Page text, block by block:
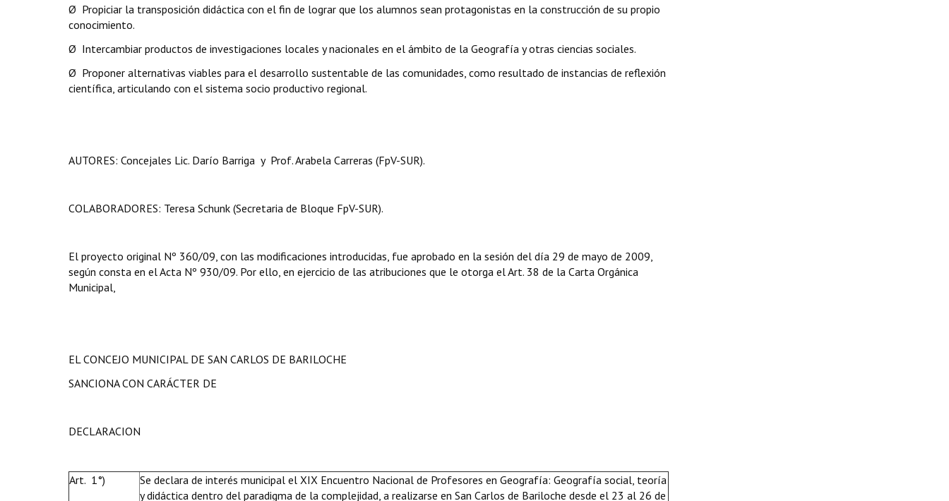
Ø Propiciar la transposición didáctica con el fin de lograr que los alumnos sean protagonistas en la construcción de su propio
conocimiento.
Ø Intercambiar productos de investigaciones locales y nacionales en el ámbito de la Geografía y otras ciencias sociales.
Ø Proponer alternativas viables para el desarrollo sustentable de las comunidades, como resultado de instancias de reflexión
científica, articulando con el sistema socio productivo regional.
AUTORES: Concejales Lic. Darío Barriga y Prof. Arabela Carreras (FpV-SUR).
COLABORADORES: Teresa Schunk (Secretaria de Bloque FpV-SUR).
El proyecto original Nº 360/09, con las modificaciones introducidas, fue aprobado en la sesión del día 29 de mayo de 2009,
según consta en el Acta Nº 930/09. Por ello, en ejercicio de las atribuciones que le otorga el Art. 38 de la Carta Orgánica
Municipal,
EL CONCEJO MUNICIPAL DE SAN CARLOS DE BARILOCHE
SANCIONA CON CARÁCTER DE
DECLARACION
Art. 1°)
Se declara de interés municipal el XIX Encuentro Nacional de Profesores en Geografía: Geografía social, teoría
y didáctica dentro del paradigma de la complejidad, a realizarse en San Carlos de Bariloche desde el 23 al 26 de